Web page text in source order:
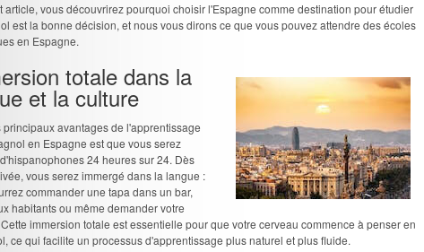
article, vous découvrirez pourquoi choisir l'Espagne comme destination pour étudier
est la bonne décision, et nous vous dirons ce que vous pouvez attendre des écoles
en Espagne.
totale dans la
et la culture
principaux avantages de l'apprentissage
en Espagne est que vous serez
24 heures sur 24. Dès
vous serez immergé dans la langue :
commander une tapa dans un bar,
habitants ou même demander votre
immersion totale est essentielle pour que votre cerveau commence à penser en
ce qui facilite un processus d'apprentissage plus naturel et plus fluide.